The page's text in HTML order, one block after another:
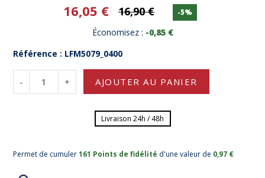
16,05 € 16,90 € -5%
Économisez : -0,85 €
Référence : LFM5079_0400
- + AJOUTER AU PANIER
Livraison 24h / 48h
Permet de cumuler161 Points de fidélité d'une valeur de 0,97 €